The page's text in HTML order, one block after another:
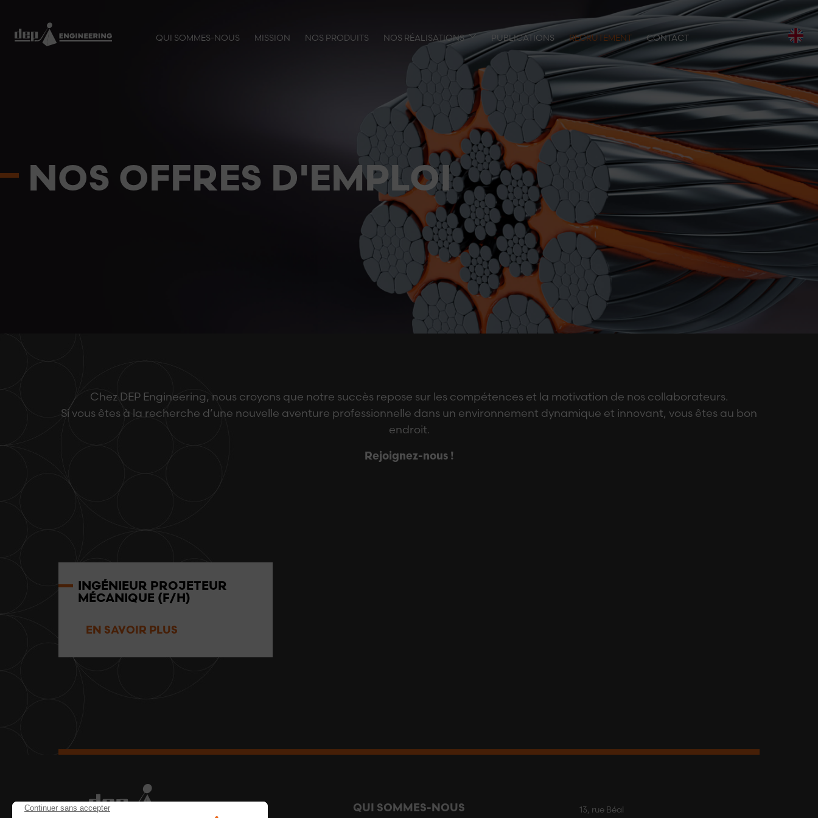
QUI SOMMES-NOUS MISSION NOS PRODUITS NOS RÉALISATIONS PUBLICATIONS RECRUTEMENT CONTACT
NOS OFFRES D'EMPLOI
Chez DEP Engineering, nous croyons que notre succès repose sur les compétences et la motivation de nos collaborateurs.
Si vous êtes à la recherche d’une nouvelle aventure professionnelle dans un environnement dynamique et innovant, vous êtes au bon
endroit.
Rejoignez-nous !
INGÉNIEUR PROJETEUR
MÉCANIQUE (F/H)
EN SAVOIR PLUS
QUI SOMMES-NOUS 13, rue Béal